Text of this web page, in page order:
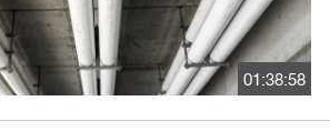
01:38:58